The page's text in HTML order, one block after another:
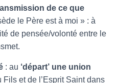
de ce que
le Père est à moi » : à
de pensée/volonté entre le
: au ‘départ’ une union
Fils et de l’Esprit Saint dans